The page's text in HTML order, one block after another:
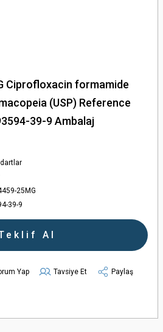
Ciprofloxacin formamide
(USP) Reference
39-9 Ambalaj
25MG
39-9
Al
Yap Tavsiye Et
Paylaş